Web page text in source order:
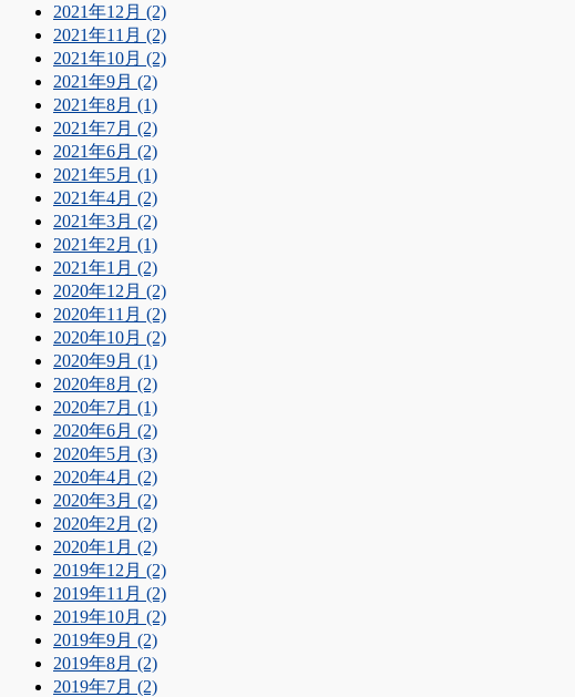
2021年12月 (2)
2021年11月 (2)
2021年10月 (2)
2021年9月 (2)
2021年8月 (1)
2021年7月 (2)
2021年6月 (2)
2021年5月 (1)
2021年4月 (2)
2021年3月 (2)
2021年2月 (1)
2021年1月 (2)
2020年12月 (2)
2020年11月 (2)
2020年10月 (2)
2020年9月 (1)
2020年8月 (2)
2020年7月 (1)
2020年6月 (2)
2020年5月 (3)
2020年4月 (2)
2020年3月 (2)
2020年2月 (2)
2020年1月 (2)
2019年12月 (2)
2019年11月 (2)
2019年10月 (2)
2019年9月 (2)
2019年8月 (2)
2019年7月 (2)